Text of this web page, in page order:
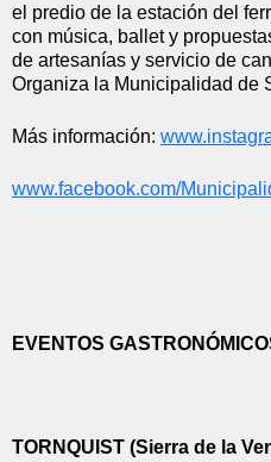
el predio de la estación del
con música, ballet y
de artesanías y servicio de
Organiza la Municipalidad de
Más información:
www.facebook.com/
EVENTOS
TORNQUIST (Sierra de la